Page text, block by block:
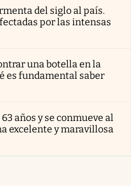
del siglo al país.
por las intensas
una botella en la
es fundamental saber
años y se conmueve al
excelente y maravillosa